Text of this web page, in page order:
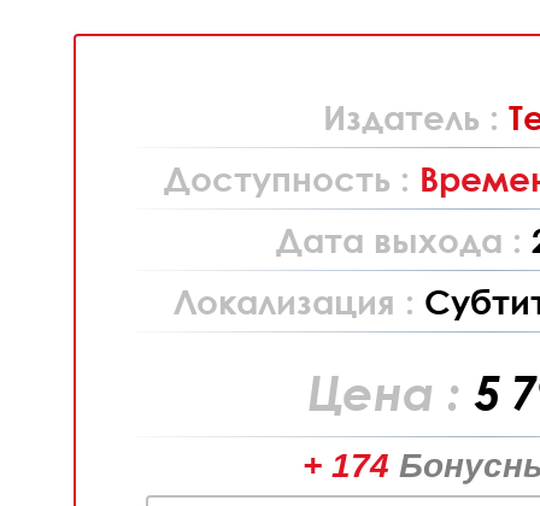
Издатель :
Доступность :
Дата выхода :
Локализация :
Цена : 5
+ 174